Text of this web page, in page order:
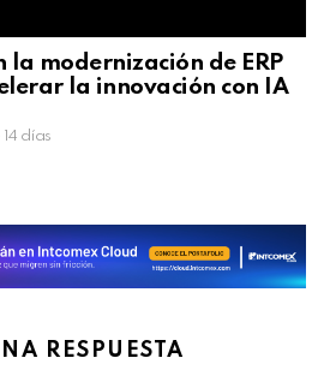
la modernización de ERP
la innovación con IA
días
RESPUESTA